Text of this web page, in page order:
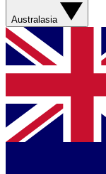
Australasia